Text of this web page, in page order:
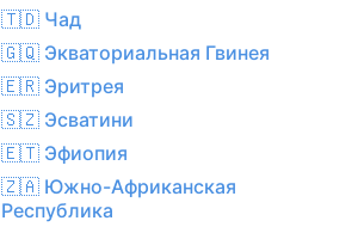
🇹🇩 Чад
🇬🇶 Экваториальная Гвинея
🇪🇷 Эритрея
🇸🇿 Эсватини
🇪🇹 Эфиопия
🇿🇦 Южно-Африканская
Республика